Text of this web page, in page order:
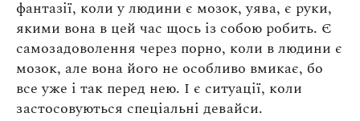
фантазії, коли у людини є мозок, уява, є руки,
якими вона в цей час щось із собою робить. Є
самозадоволення через порно, коли в людини є
мозок, але вона його не особливо вмикає, бо
все уже і так перед нею. І є ситуації, коли
застосовуються спеціальні девайси.